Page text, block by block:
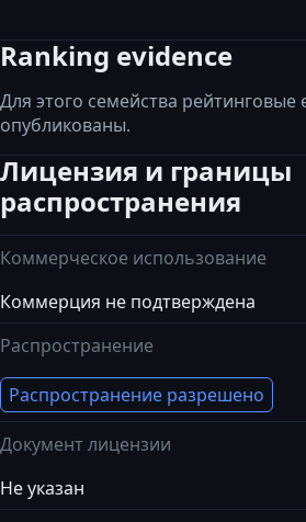
Ranking evidence
Для этого семейства рейтинговые
опубликованы.
Лицензия и границы
распространения
Коммерческое использование
Коммерция не подтверждена
Распространение
Распространение разрешено
Документ лицензии
Не указан